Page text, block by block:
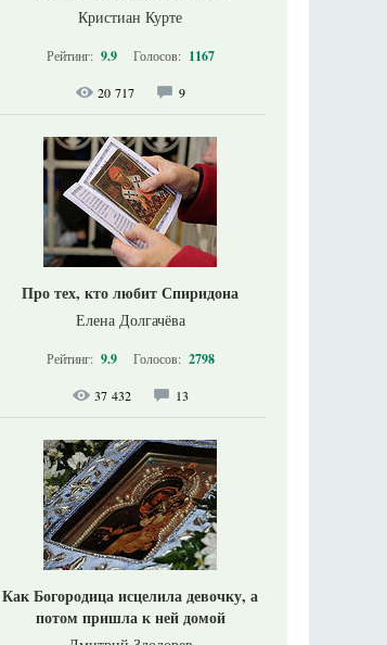
Кристиан Курте
Рейтинг: 9.9 Голосов: 1167
20 717 9
Про тех, кто любит Спиридона
Елена Долгачёва
Рейтинг: 9.9 Голосов: 2798
37 432 13
Как Богородица исцелила девочку, а
потом пришла к ней домой